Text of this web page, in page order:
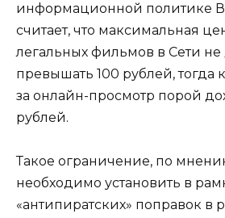
информационной политике
считает, что максимальная
легальных фильмов в Сети
превышать 100 рублей, тогда
за онлайн-просмотр порой
рублей.
Такое ограничение, по
необходимо установить в
«антипиратских» поправок в